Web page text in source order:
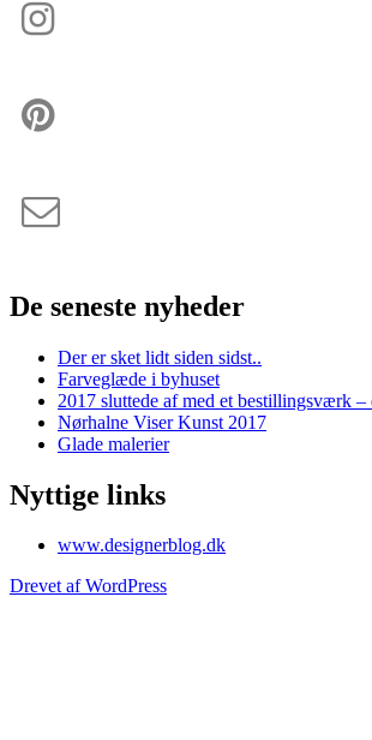
De seneste nyheder
Der er sket lidt siden sidst..
Farveglæde i byhuset
2017 sluttede af med et bestillingsværk –
Nørhalne Viser Kunst 2017
Glade malerier
Nyttige links
www.designerblog.dk
Drevet af WordPress